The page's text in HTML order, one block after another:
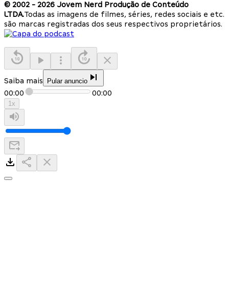
© 2002 - 2026 Jovem Nerd Produção de Conteúdo
LTDA.Todas as imagens de filmes, séries, redes sociais e etc.
são marcas registradas dos seus respectivos proprietários.
Saiba mais Pular anuncio
00:00 00:00
1x